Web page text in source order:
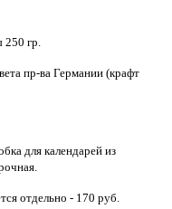
250 гр.
пр-ва Германии (крафт
для календарей из
отдельно - 170 руб.